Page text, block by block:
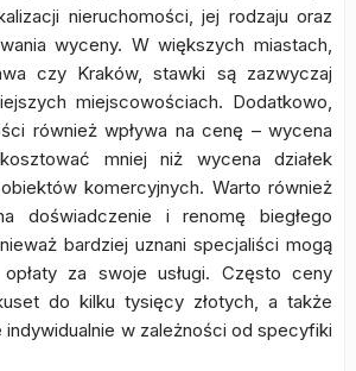
nieruchomości, jej rodzaju oraz
wyceny. W większych miastach,
czy Kraków, stawki są zazwyczaj
miejscowościach. Dodatkowo,
również wpływa na cenę – wycena
mniej niż wycena działek
komercyjnych. Warto również
doświadczenie i renomę biegłego
bardziej uznani specjaliści mogą
za swoje usługi. Często ceny
do kilku tysięcy złotych, a także
indywidualnie w zależności od specyfiki